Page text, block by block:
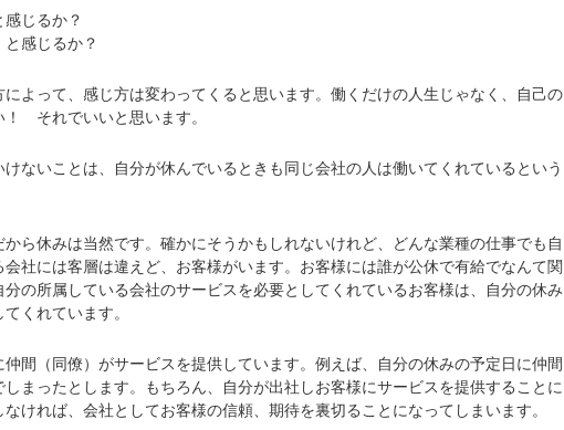
じるか？
感じるか？
よって、感じ方は変わってくると思います。働くだけの人生じゃなく、自己の
！ それでいいと思います。
ないことは、自分が休んでいるときも同じ会社の人は働いてくれているという
ら休みは当然です。確かにそうかもしれないけれど、どんな業種の仕事でも自
社には客層は違えど、お客様がいます。お客様には誰が公休で有給でなんて関
の所属している会社のサービスを必要としてくれているお客様は、自分の休み
くれています。
間（同僚）がサービスを提供しています。例えば、自分の休みの予定日に仲間
しまったとします。もちろん、自分が出社しお客様にサービスを提供することに
ければ、会社としてお客様の信頼、期待を裏切ることになってしまいます。